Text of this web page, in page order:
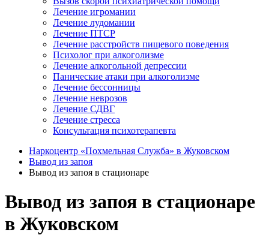
Лечение игромании
Лечение лудомании
Лечение ПТСР
Лечение расстройств пищевого поведения
Психолог при алкоголизме
Лечение алкогольной депрессии
Панические атаки при алкоголизме
Лечение бессонницы
Лечение неврозов
Лечение СДВГ
Лечение стресса
Консультация психотерапевта
Наркоцентр «Похмельная Служба» в Жуковском
Вывод из запоя
Вывод из запоя в стационаре
Вывод из запоя в стационаре
в Жуковском